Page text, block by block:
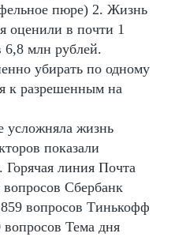
пюре) 2. Жизнь
оценили в почти 1
млн рублей.
убирать по одному
к разрешенным на
усложняла жизнь
показали
Горячая линия Почта
вопросов Сбербанк
вопросов Тинькофф
вопросов Тема дня